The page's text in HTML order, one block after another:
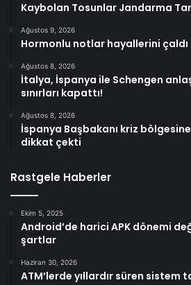
Kaybolan Tosunlar Jandarma
Ağustos 9, 2026
Hormonlu notlar hayallerini çaldı
Ağustos 8, 2026
İtalya, İspanya ile Schengen
sınırları kapattı!
Ağustos 8, 2026
İspanya Başbakanı kriz
dikkat çekti
Rastgele Haberler
Ekim 5, 2025
Android’de harici APK dönemi
şartlar
Haziran 30, 2026
ATM’lerde yıllardır süren sistem